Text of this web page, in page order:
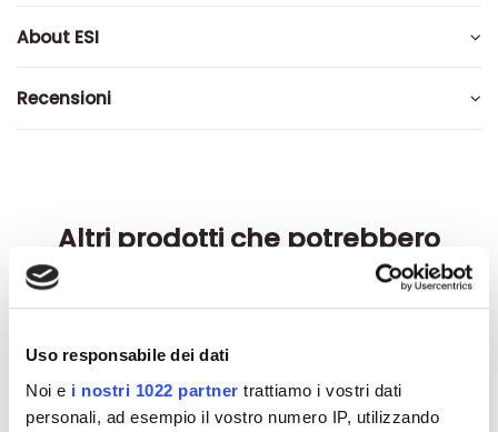
Uso responsabile dei dati
Noi e i nostri 1022 partner trattiamo i vostri dati
personali, ad esempio il vostro numero IP, utilizzando
About ESI
Recensioni
Altri prodotti che potrebbero